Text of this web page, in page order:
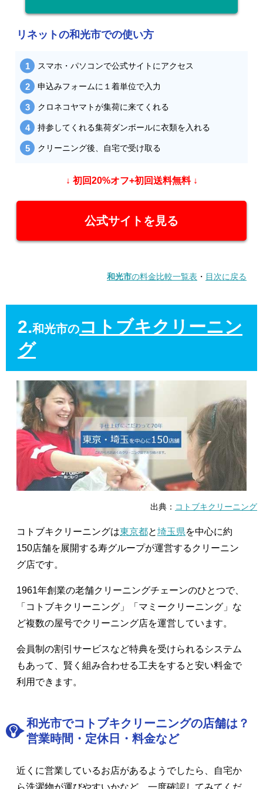
リネットの和光市での使い方
スマホ・パソコンで公式サイトにアクセス
申込みフォームに１着単位で入力
クロネコヤマトが集荷に来てくれる
持参してくれる集荷ダンボールに衣類を入れる
クリーニング後、自宅で受け取る
↓ 初回20%オフ+初回送料無料 ↓
公式サイトを見る
和光市の料金比較一覧表 ・ 目次に戻る
2.和光市のコトブキクリーニン
グ
出典： コトブキクリーニング
コトブキクリーニングは東京都と埼玉県を中心に約
150店舗を展開する寿グループが運営するクリーニン
グ店です。
1961年創業の老舗クリーニングチェーンのひとつで、
「コトブキクリーニング」「マミークリーニング」な
ど複数の屋号でクリーニング店を運営しています。
会員制の割引サービスなど特典を受けられるシステム
もあって、賢く組み合わせる工夫をすると安い料金で
利用できます。
和光市でコトブキクリーニングの店舗は？
営業時間・定休日・料金など
近くに営業しているお店があるようでしたら、自宅か
ら洗濯物が運びやすいかなど、一度確認してみてくだ